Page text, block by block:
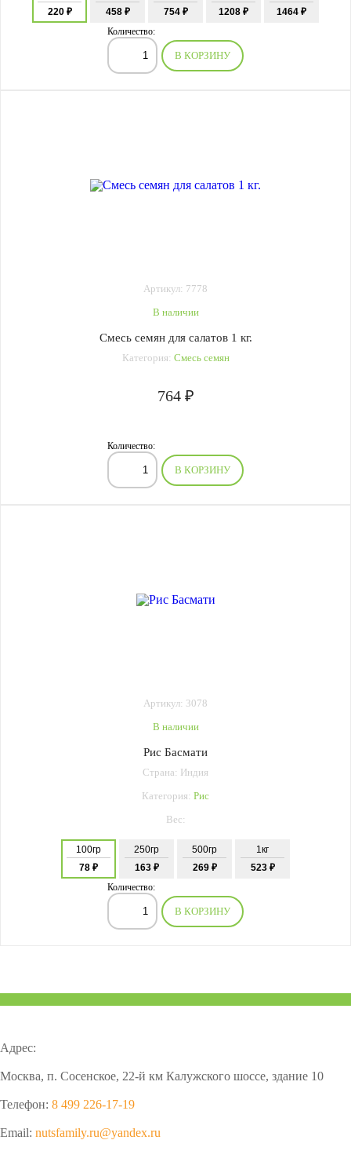
220 ₽
458 ₽
754 ₽
1208 ₽
1464 ₽
Количество:
В КОРЗИНУ
Артикул: 7778
В наличии
Смесь семян для салатов 1 кг.
Категория: Смесь семян
764 ₽
Количество:
В КОРЗИНУ
Артикул: 3078
В наличии
Рис Басмати
Страна: Индия
Категория: Рис
Вес:
100гр
78 ₽
250гр
163 ₽
500гр
269 ₽
1кг
523 ₽
Количество:
В КОРЗИНУ
Адрес:
Москва, п. Сосенское, 22-й км Калужского шоссе, здание 10
Телефон: 8 499 226-17-19
Email: nutsfamily.ru@yandex.ru